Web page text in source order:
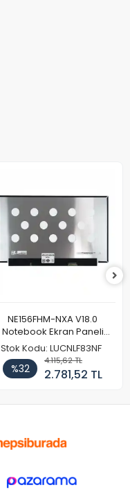
NE156FHM-NXA V18.0
Notebook Ekran Paneli
144Hz
Stok Kodu: LUCNLF83NF
%32
4.115,62 TL
2.781,52 TL